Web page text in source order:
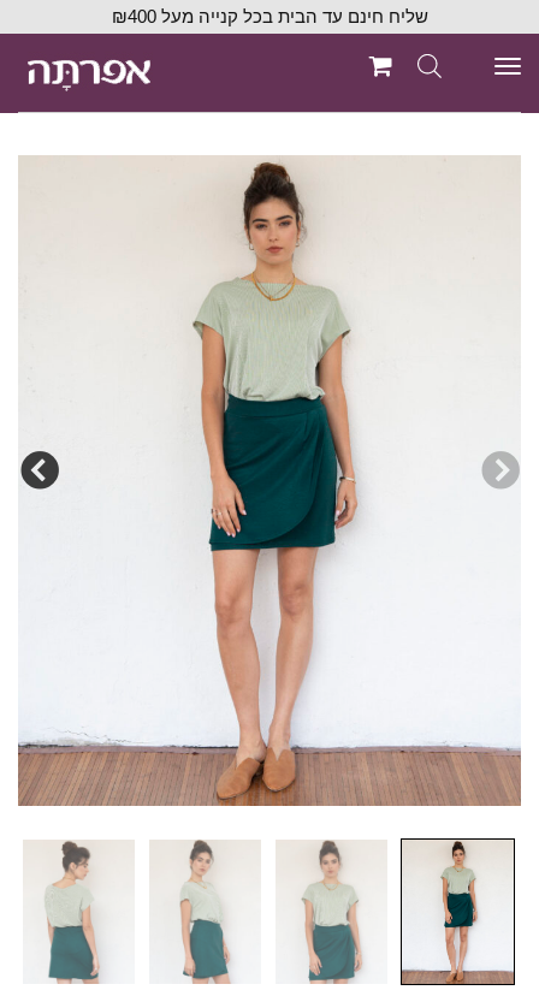
שליח חינם עד הבית בכל קנייה מעל ₪400
תפריט